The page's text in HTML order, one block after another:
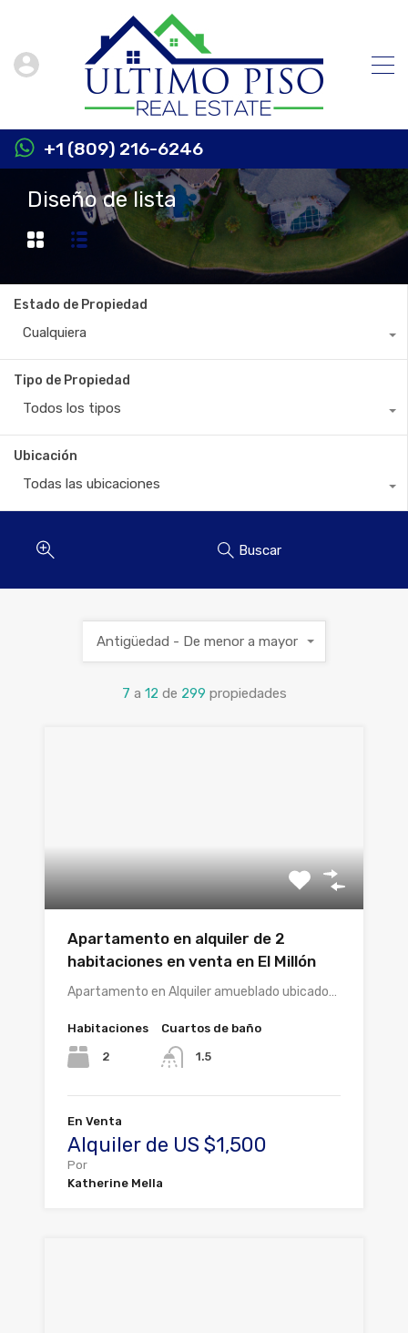
+1 (809) 216-6246
Diseño de lista
Estado de Propiedad
Cualquiera
Tipo de Propiedad
Todos los tipos
Ubicación
Todas las ubicaciones
Buscar
7 a 12 de 299 propiedades
Antigüedad - De menor a mayor
Apartamento en alquiler de 2
habitaciones en venta en El Millón
Apartamento en Alquiler amueblado ubicado…
Habitaciones
2
Cuartos de baño
1.5
En Venta
Alquiler de US $1,500
Por
Katherine Mella